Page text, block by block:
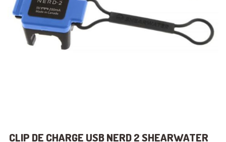
CLIP DE CHARGE USB NERD 2 SHEARWATER